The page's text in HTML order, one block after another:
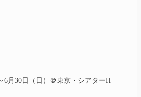
6月30日（日）＠東京・シアターH